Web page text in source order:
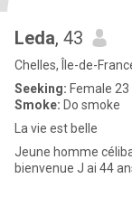
Leda, 43
Chelles, Île-de-
Seeking: Female 23
Smoke: Do smoke
La vie est belle
Jeune homme
bienvenue J ai 44